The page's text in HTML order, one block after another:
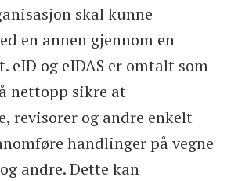
skal kunne
en annen gjennom en
og eIDAS er omtalt som
nettopp sikre at
revisorer og andre enkelt
handlinger på vegne
andre. Dette kan